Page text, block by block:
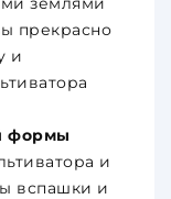
прекрасно
и
формы
и
вспашки и